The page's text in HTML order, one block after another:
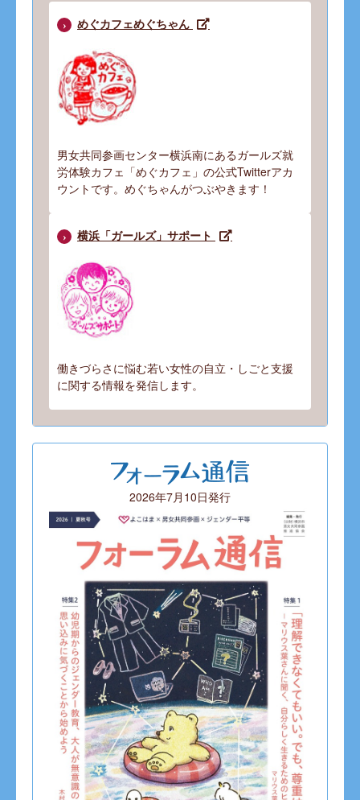
めぐカフェめぐちゃん
男女共同参画センター横浜南にあるガールズ就
労体験カフェ「めぐカフェ」の公式Twitterアカ
ウントです。めぐちゃんがつぶやきます！
横浜「ガールズ」サポート
働きづらさに悩む若い女性の自立・しごと支援
に関する情報を発信します。
2026年7月10日発行